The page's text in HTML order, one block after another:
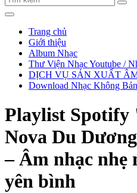
Trang chủ
Giới thiệu
Album Nhạc
Thư Viện Nhạc Youtube /
DỊCH VỤ SẢN XUẤT
Download Nhạc Không
Playlist Spotify
Nova Du
– Âm nhạc nhẹ
yên bình